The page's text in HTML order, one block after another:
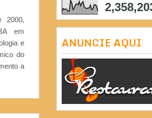
2000,
em
e
do
a
ANUNCIE AQUI